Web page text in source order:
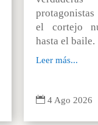
protagonistas
el cortejo
hasta el baile.
Leer más...
 4 Ago 2026